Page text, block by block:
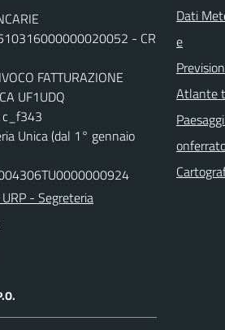
- CR
FATTURAZIONE
UF1UDQ
c_f343
Unica (dal 1° gennaio
- Segreteria
Dati
e
Atlante